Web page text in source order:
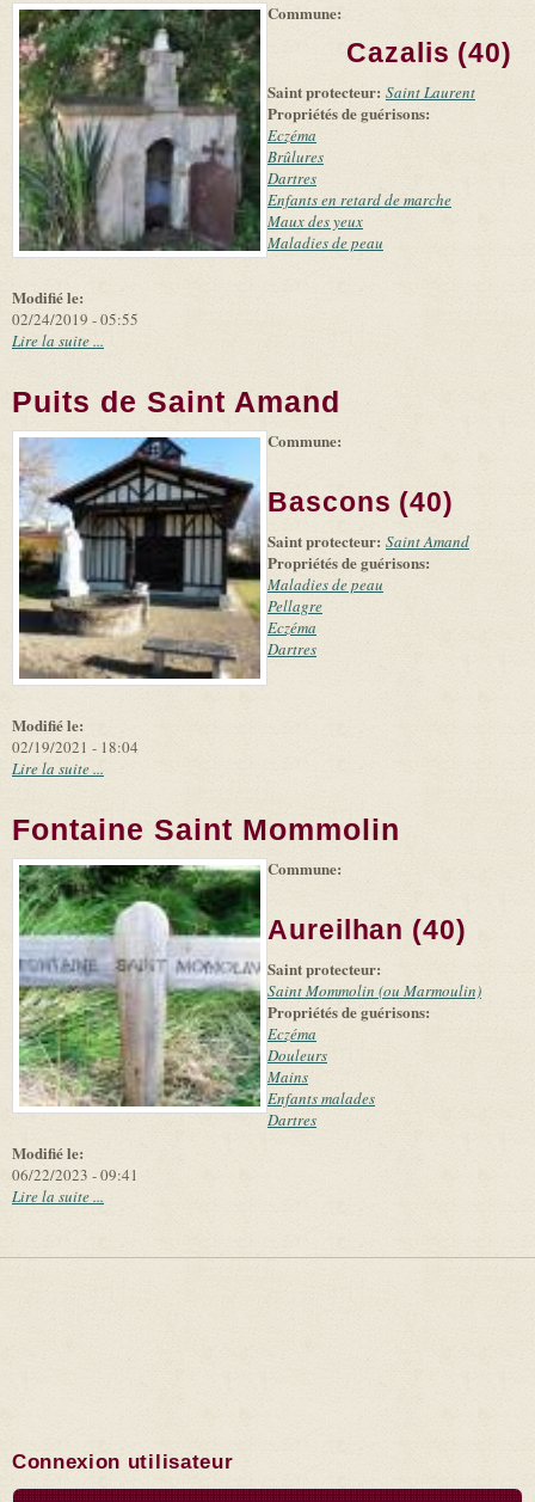
Leaflet (link is
|
Tiles
(link is
external)
©
Microsoft
and
suppliers
Modifié le:
02/24/2019 - 05:55
Commune:
Cazalis (40)
Saint protecteur: Saint Laurent
Propriétés de guérisons:
Eczéma
Brûlures
Dartres
Enfants en retard de marche
Maux des yeux
Maladies de peau
Lire la suite ...
Puits de Saint Amand
-
Leaflet (link is
|
(link is
external)
©
Microsoft
and
suppliers
Modifié le:
02/19/2021 - 18:04
Commune:
Bascons (40)
Saint protecteur: Saint Amand
Propriétés de guérisons:
Maladies de peau
Pellagre
Eczéma
Dartres
Lire la suite ...
Fontaine Saint Mommolin
-
Leaflet (link is
|
Tiles
(link is
external)
©
Microsoft
suppliers
Modifié le:
06/22/2023 - 09:41
Commune:
Aureilhan (40)
Saint protecteur:
Saint Mommolin (ou Marmoulin)
Propriétés de guérisons:
Eczéma
Douleurs
Mains
Enfants malades
Dartres
Lire la suite ...
Connexion utilisateur